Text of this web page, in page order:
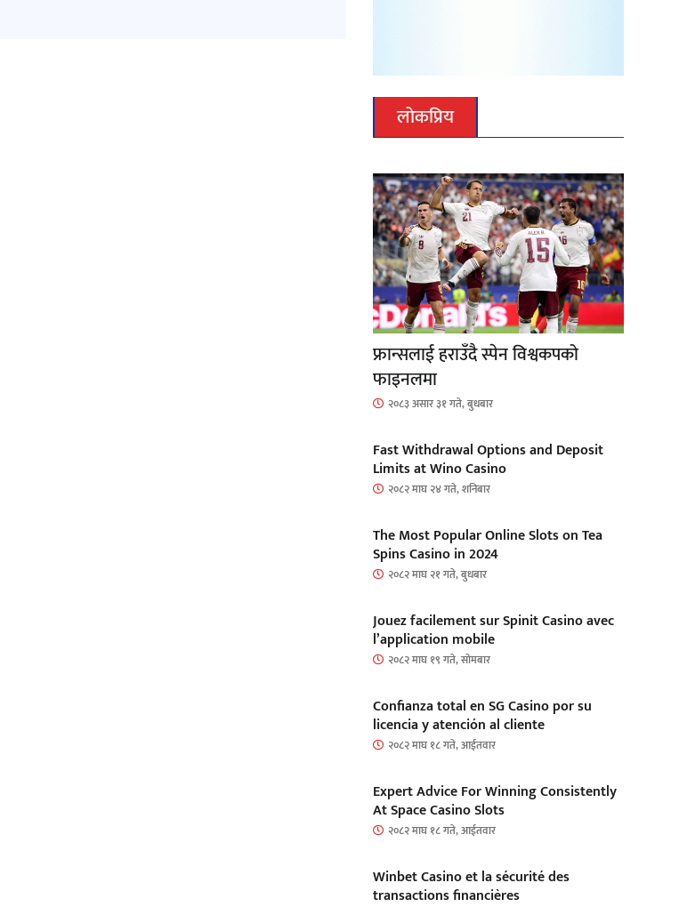
लोकप्रिय
फ्रान्सलाई हराउँदै स्पेन विश्वकपको
फाइनलमा
२०८३ असार ३१ गते, बुधबार
Fast Withdrawal Options and Deposit
Limits at Wino Casino
२०८२ माघ २४ गते, शनिबार
The Most Popular Online Slots on Tea
Spins Casino in 2024
२०८२ माघ २१ गते, बुधबार
Jouez facilement sur Spinit Casino avec
l’application mobile
२०८२ माघ १९ गते, सोमबार
Confianza total en SG Casino por su
licencia y atención al cliente
२०८२ माघ १८ गते, आईतवार
Expert Advice For Winning Consistently
At Space Casino Slots
२०८२ माघ १८ गते, आईतवार
Winbet Casino et la sécurité des
transactions financières